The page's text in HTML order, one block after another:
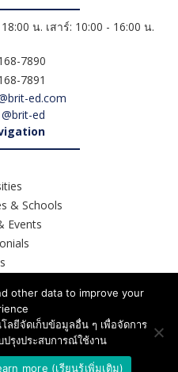
น. เสาร์: 10:00 - 16:00 น.
7890
7891
ed.com
@brit-ed
& Schools
Events
Us
UK.
other data to improve your
ลยีจัดเก็บข้อมูลอื่น ๆ เพื่อจัดการ
รุงประสบการณ์ใช้งาน
more (เรียนรู้เพิ่มเติม)